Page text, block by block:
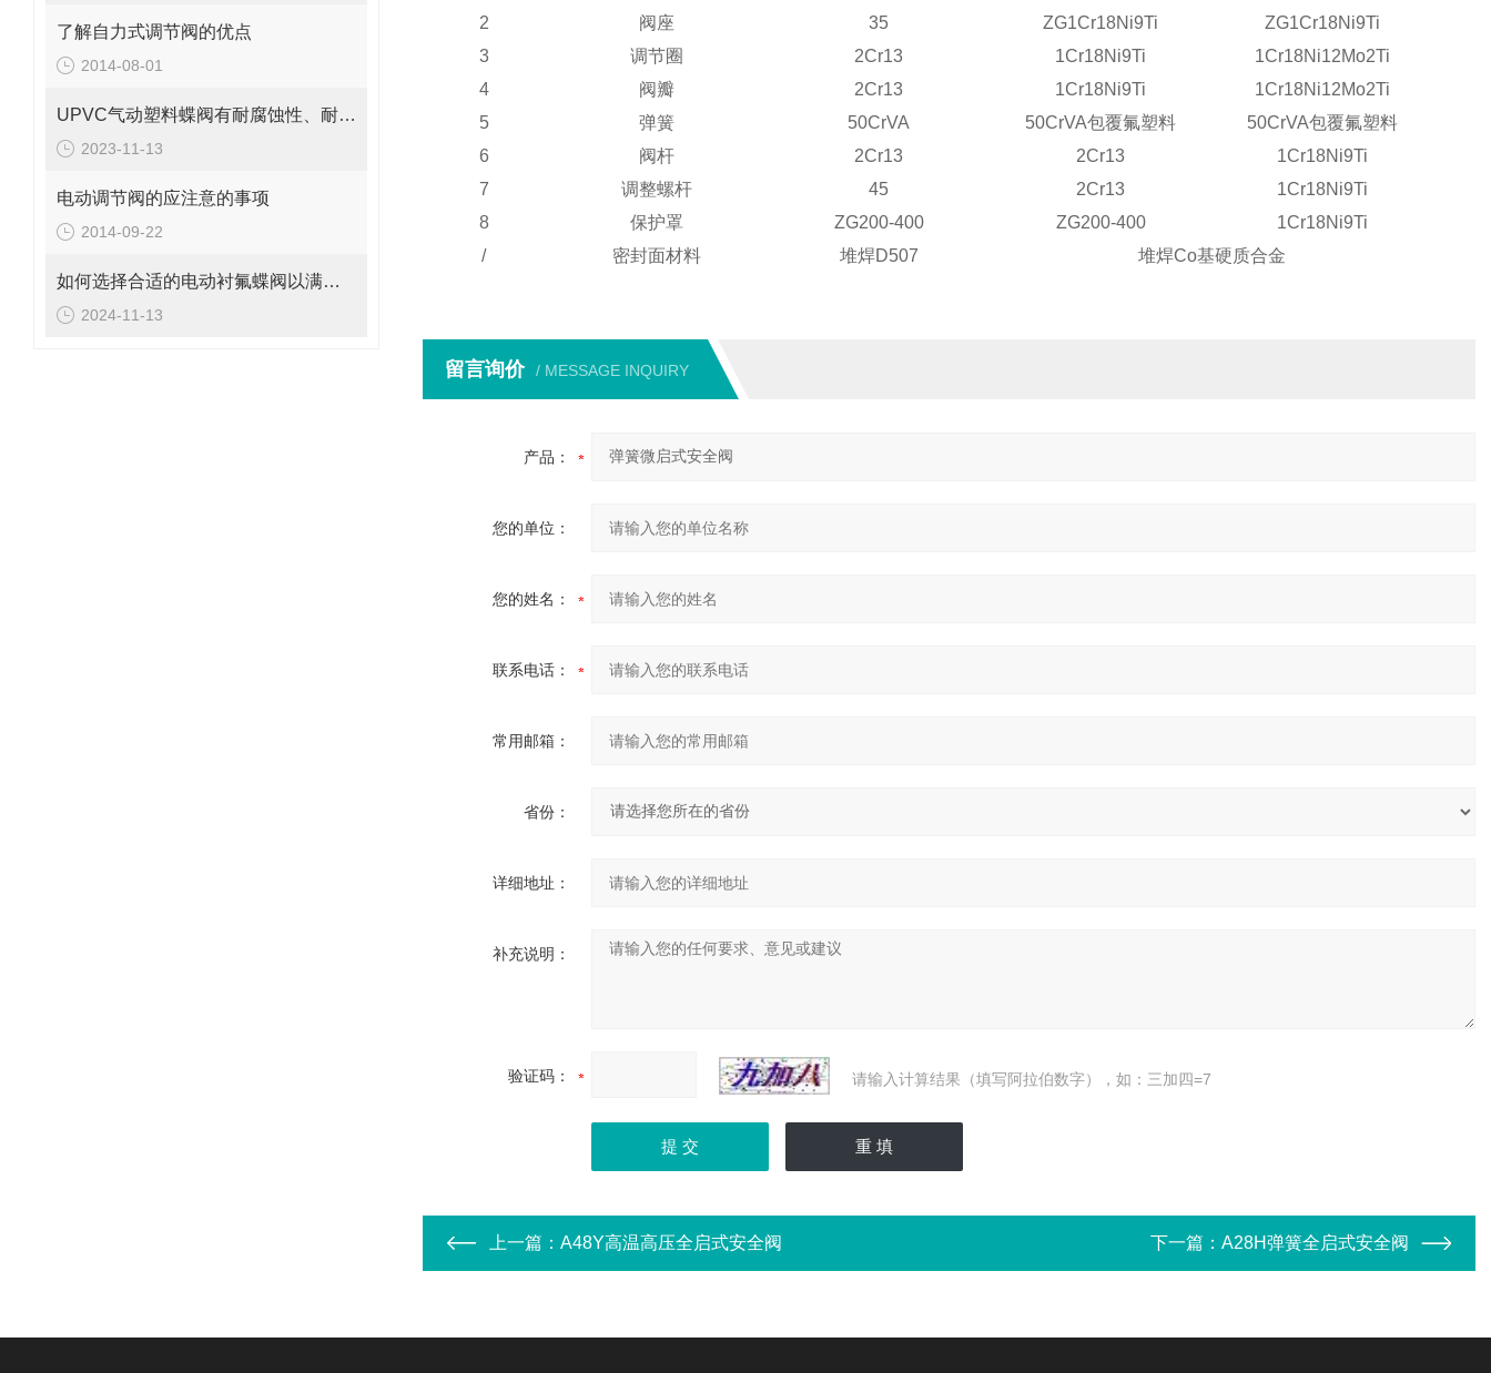
了解自力式调节阀的优点
2014-08-01
UPVC气动塑料蝶阀有耐腐蚀性、耐磨性和轻便性等优点
2023-11-13
电动调节阀的应注意的事项
2014-09-22
如何选择合适的电动衬氟蝶阀以满足不同工况需求？
2024-11-13
2
阀座 35 ZG1Cr18Ni9Ti
ZG1Cr18Ni9Ti
3
调节圈 2Cr13 1Cr18Ni9Ti
1Cr18Ni12Mo2Ti
4
阀瓣 2Cr13 1Cr18Ni9Ti
1Cr18Ni12Mo2Ti
5
弹簧 50CrVA 50CrVA包覆氟塑料 50CrVA包覆氟塑料
6
阀杆 2Cr13 2Cr13
1Cr18Ni9Ti
7
调整螺杆 45 2Cr13
1Cr18Ni9Ti
8
保护罩 ZG200-400 ZG200-400
1Cr18Ni9Ti
/
密封面材料 堆焊D507 堆焊Co基硬质合金
留言询价 / MESSAGE INQUIRY
产品：
您的单位：
您的姓名：
联系电话：
常用邮箱：
省份：
详细地址：
补充说明：
验证码： 请输入计算结果（填写阿拉伯数字），如：三加四=7
上一篇： A48Y高温高压全启式安全阀 下一篇： A28H弹簧全启式安全阀